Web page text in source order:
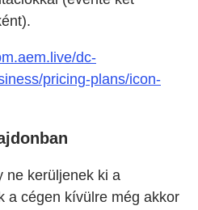
dc-
pricing-plans/icon-
ne kerüljenek ki a
a cégen kívülre még akkor